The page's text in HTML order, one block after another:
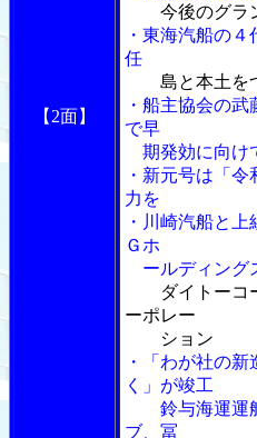
【2面】
今後のグラ
・東海汽船の
任
島と本土
・船主協会の
で早
期発効に向け
・新元号は「
力を
・川崎汽船と
Ｇホ
ールディング
ダイトーコ
ーポレー
ション
・「わが社の
く」が竣工
鈴与海運運航
ブ、冨